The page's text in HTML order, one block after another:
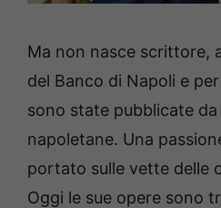
Ma non nasce scrittore,
del Banco di Napoli e
sono state pubblicate
napoletane. Una
portato sulle vette delle
Oggi le sue opere sono